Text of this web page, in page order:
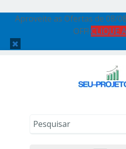
Aproveite as Ofertas de 08/
OFF! CLIQUE